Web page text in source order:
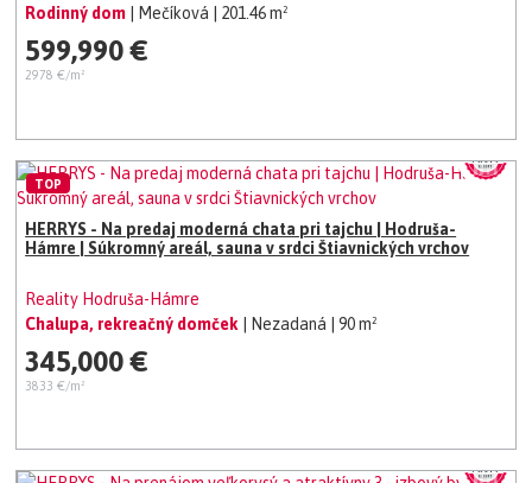
Rodinný dom
| Mečíková | 201.46 m²
599,990 €
2978 €/m²
HERRYS - Na predaj moderná chata pri tajchu | Hodruša-
Hámre | Súkromný areál, sauna v srdci Štiavnických vrchov
Reality Hodruša-Hámre
Chalupa, rekreačný domček | Nezadaná | 90 m²
345,000 €
3833 €/m²
TOP